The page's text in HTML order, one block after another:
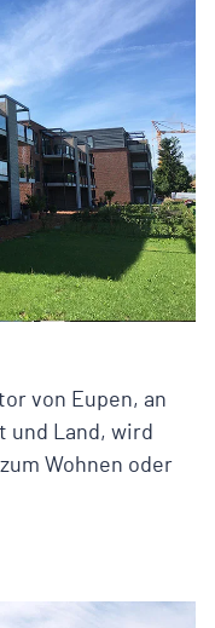
von Eupen, an
und Land, wird
Wohnen oder